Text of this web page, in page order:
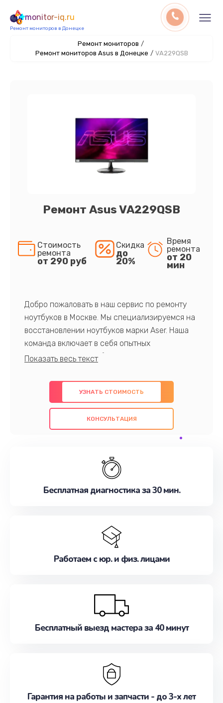
monitor-iq.ru
Ремонт мониторов в Донецке
Ремонт мониторов /
Ремонт мониторов Asus в Донецке / VA229QSB
Ремонт Asus VA229QSB
Стоимость
ремонта
от 290 руб
Скидка
до
20%
Время
ремонта
от 20
мин
Добро пожаловать в наш сервис по ремонту
ноутбуков в Москве. Мы специализируемся на
восстановлении ноутбуков марки Aser. Наша
команда включает в себя опытных
профессионалов с обширными знаниями и
предлагаем быстрый и качественный ремонт с
использованием оригинальных компонентов, а
также гарантируем качество всех
проведенных работ. Наша цель - предоставить
наилучшим образом. Не медлите записаться на
УЗНАТЬ СТОИМОСТЬ
КОНСУЛЬТАЦИЯ
Бесплатная диагностика за 30 мин.
Работаем с юр. и физ. лицами
Бесплатный выезд мастера за 40 минут
Гарантия на работы и запчасти - до 3-х лет